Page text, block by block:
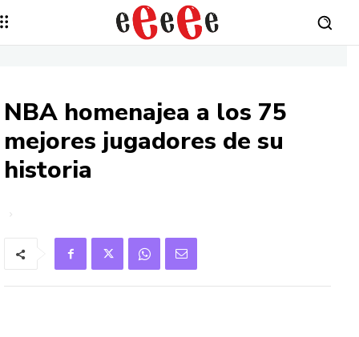
NBA homenajea a los 75
mejores jugadores de su
historia